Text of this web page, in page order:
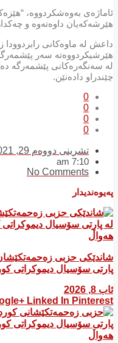
ئاماژەی بەوەشکردووە،
هێرشەکەیان داوەتەوە و
داعش لە ماوەکانی رابردوودا
هێرشیکردووەتە سەر
لە سەنگەرەکانی پێشمەرگە
چێندراو دادەنێن.
0
0
0
0
تشرینی دووەم 29, 2021
7:10 am
No Comments
پەیوەندیدار
هەواڵ
پارتی سۆسیال دیموکراتی
ئاب 8, 2026
Linked In Pinterest
هەواڵ